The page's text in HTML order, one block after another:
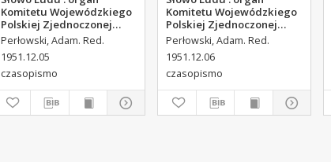
Komitetu Wojewódzkiego
Polskiej Zjednoczonej
Partii Robotniczej, 1951,
R.3, nr 314
Perłowski, Adam. Red.
1951.12.05
czasopismo
Komitetu Wojewódzkiego
Polskiej Zjednoczonej
Partii Robotniczej, 1951,
R.3, nr 315
Perłowski, Adam. Red.
1951.12.06
czasopismo